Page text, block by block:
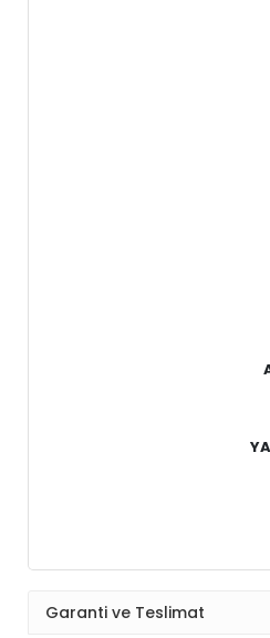
Garanti ve Teslimat